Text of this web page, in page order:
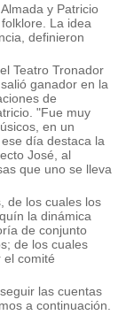
y Patricio
La idea
definieron
Teatro Tronador
ganador en la
de
"Fue muy
en un
día destaca la
José, al
que uno se lleva
de los cuales los
la dinámica
de conjunto
de los cuales
el comité
las cuentas
a continuación.